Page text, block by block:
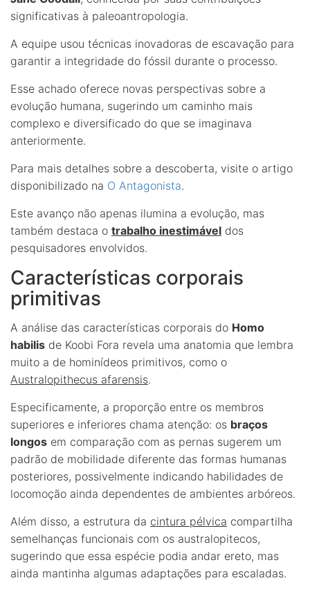
significativas à paleoantropologia.
A equipe usou técnicas inovadoras de escavação para
garantir a integridade do fóssil durante o processo.
Esse achado oferece novas perspectivas sobre a
evolução humana, sugerindo um caminho mais
complexo e diversificado do que se imaginava
anteriormente.
Para mais detalhes sobre a descoberta, visite o artigo
disponibilizado na O Antagonista.
Este avanço não apenas ilumina a evolução, mas
também destaca o trabalho inestimável dos
pesquisadores envolvidos.
Características corporais
primitivas
A análise das características corporais do Homo
habilis de Koobi Fora revela uma anatomia que lembra
muito a de hominídeos primitivos, como o
Australopithecus afarensis.
Especificamente, a proporção entre os membros
superiores e inferiores chama atenção: os braços
longos em comparação com as pernas sugerem um
padrão de mobilidade diferente das formas humanas
posteriores, possivelmente indicando habilidades de
locomoção ainda dependentes de ambientes arbóreos.
Além disso, a estrutura da cintura pélvica compartilha
semelhanças funcionais com os australopitecos,
sugerindo que essa espécie podia andar ereto, mas
ainda mantinha algumas adaptações para escaladas.